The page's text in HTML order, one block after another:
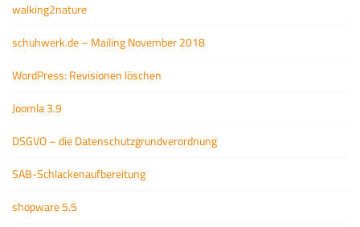
walking2nature
schuhwerk.de – Mailing November 2018
WordPress: Revisionen löschen
Joomla 3.9
DSGVO – die Datenschutzgrundverordnung
SAB-Schlackenaufbereitung
shopware 5.5